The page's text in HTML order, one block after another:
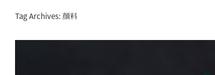
Tag Archives: 顔料